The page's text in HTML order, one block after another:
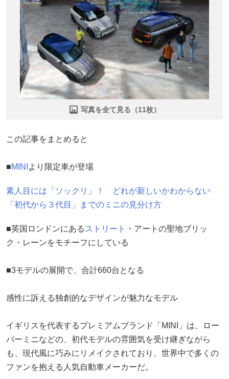
写真を全て見る（11枚）
この記事をまとめると
■MINI より限定車が登場
素人目には「ソックリ」！ どれが新しいかわからない
「初代から３代目」までのミニの見分け方
■英国ロンドンにある ストリート
・アートの聖地ブリッ
ク・レーンをモチーフにしている
■3モデルの展開で、合計660台となる
感性に訴える独創的なデザインが魅力なモデル
イギリスを代表するプレミアムブランド「MINI」は、ロー
バーミニなどの、初代モデルの雰囲気を受け継ぎながら
も、現代風に巧みにリメイクされており、世界中で多くの
ファンを抱える人気自動車メーカーだ。